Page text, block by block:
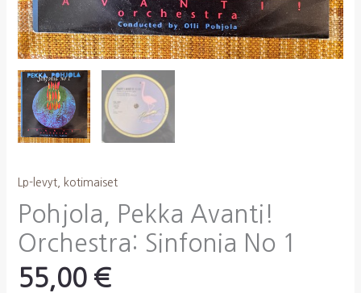
Lp-levyt, kotimaiset
Pohjola, Pekka Avanti!
Orchestra: Sinfonia No 1
55,00 €